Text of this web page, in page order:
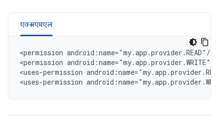
एक्सएमएल
<permission android:name="my.app.provider.READ"/>
<permission android:name="my.app.provider.WRITE"/>
<uses-permission
<uses-permission